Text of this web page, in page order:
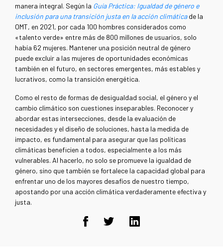
manera integral. Según la Guía Práctica: Igualdad de género e
inclusión para una transición justa en la acción climáticade la
OMT, en 2021, por cada 100 hombres considerados como
«talento verde» entre más de 800 millones de usuarios, solo
había 62 mujeres. Mantener una posición neutral de género
puede excluir a las mujeres de oportunidades económicas
también en el futuro, en sectores emergentes, más estables y
lucrativos, como la transición energética.
Como el resto de formas de desigualdad social, el género y el
cambio climático son cuestiones inseparables. Reconocer y
abordar estas intersecciones, desde la evaluación de
necesidades y el diseño de soluciones, hasta la medida de
impacto, es fundamental para asegurar que las políticas
climáticas beneficien a todos, especialmente a los más
vulnerables. Al hacerlo, no solo se promueve la igualdad de
género, sino que también se fortalece la capacidad global para
enfrentar uno de los mayores desafíos de nuestro tiempo,
apostando por una acción climática verdaderamente efectiva y
justa.